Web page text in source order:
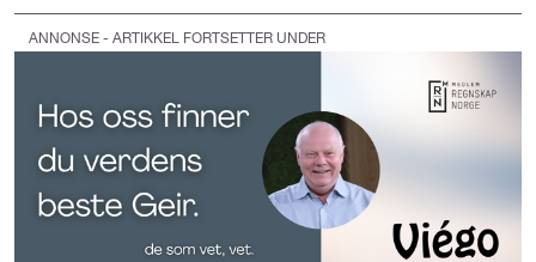
ANNONSE - ARTIKKEL FORTSETTER UNDER